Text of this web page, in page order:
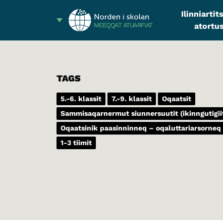
MEEQQAT ATUARFIAT
TAGS
5.-6. klassit 7.-9. klassit
Oqaatsit
Sammisaqarnermut siunnersuutit
Oqaatsinik paasinninneq – oqaluttariarsorneq
1-3 tiimit